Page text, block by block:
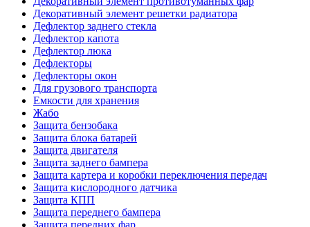
Декоративный элемент решетки радиатора
Дефлектор заднего стекла
Дефлектор капота
Дефлектор люка
Дефлекторы
Дефлекторы окон
Для грузового транспорта
Емкости для хранения
Жабо
Защита бензобака
Защита блока батарей
Защита двигателя
Защита заднего бампера
Защита картера и коробки переключения передач
Защита кислородного датчика
Защита КПП
Защита переднего бампера
Защита передних фар